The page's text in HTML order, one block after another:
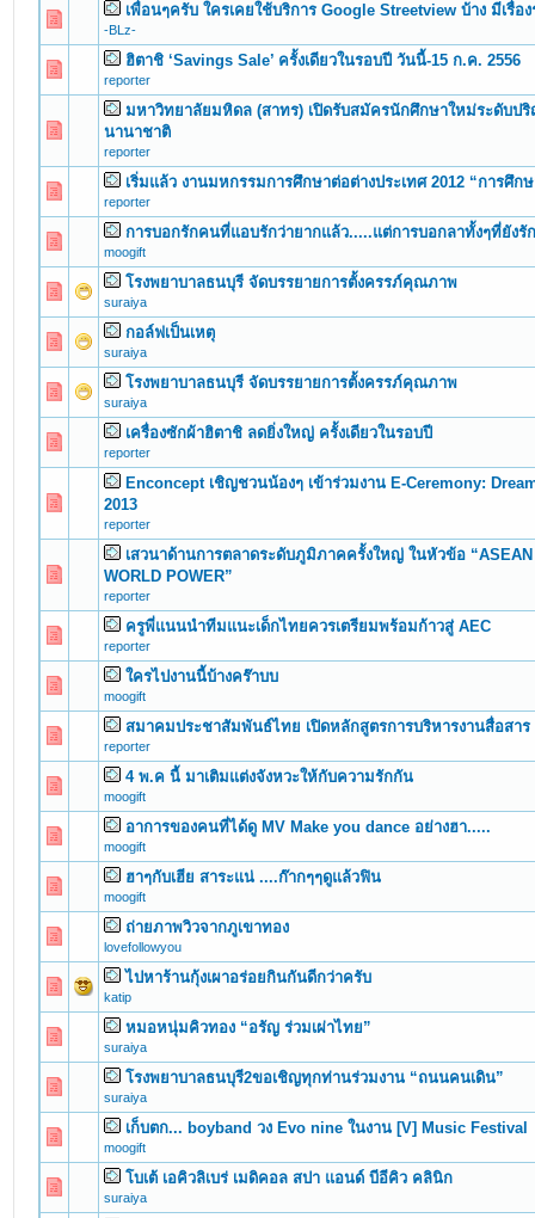
เพื่อนๆครับ ใครเคยใช้บริการ Google Streetview บ้าง มีเรื่
-BLz-
0 Vote(s) - 0 out of 5 in Average
123 45
ฮิตาชิ ‘Savings Sale’ ครั้งเดียวในรอบปี วันนี้-15 ก.ค. 2556
reporter
0 Vote(s) - 0 out of 5 in Average
1 2345
มหาวิทยาลัยมหิดล (สาทร) เปิดรับสมัครนักศึกษาใหม่ระดับป
นานาชาติ
reporter
0 Vote(s) - 0 out of 5 in Average
เริ่มแล้ว งานมหกรรมการศึกษาต่อต่างประเทศ 2012 “การศึ
reporter
0 Vote(s) - 0 out of 5 in Average
12345
การบอกรักคนที่แอบรักว่ายากแล้ว.....แต่การบอกลาทั้งๆที่ยังรั
moogift
0 Vote(s) - 0 out of 5 in Average
12345
โรงพยาบาลธนบุรี จัดบรรยายการตั้งครรภ์คุณภาพ
suraiya
0 Vote(s) - 0 out of 5 in Average
1 2 345
กอล์ฟเป็นเหตุ
suraiya
0 Vote(s) - 0 out of 5 in Average
โรงพยาบาลธนบุรี จัดบรรยายการตั้งครรภ์คุณภาพ
suraiya
0 Vote(s) - 0 out of 5 in Average
1 2 345
เครื่องซักผ้าฮิตาชิ ลดยิ่งใหญ่ ครั้งเดียวในรอบปี
reporter
0 Vote(s) - 0 out of 5 in Average
1 2 345
Enconcept เชิญชวนน้องๆ เข้าร่วมงาน E-Ceremony:
2013
reporter
0 Vote(s) - 0 out of 5 in Average
เสวนาด้านการตลาดระดับภูมิภาคครั้งใหญ่ ในหัวข้อ “ASEAN
WORLD POWER”
reporter
0 Vote(s) - 0 out of 5 in Average
1
ครูพี่แนนนำทีมแนะเด็กไทยควรเตรียมพร้อมก้าวสู่ AEC
reporter
0 Vote(s) - 0 out of 5 in Average
12345
ใครไปงานนี้บ้างคร๊าบบ
moogift
0 Vote(s) - 0 out of 5 in Average
12 3 45
สมาคมประชาสัมพันธ์ไทย เปิดหลักสูตรการบริหารงานสื่อสาร
reporter
0 Vote(s) - 0 out of 5 in Average
12345
4 พ.ค นี้ มาเติมแต่งจังหวะให้กับความรักกัน
moogift
0 Vote(s) - 0 out of 5 in Average
12345
อาการของคนที่ได้ดู MV Make you dance อย่างฮา.....
moogift
0 Vote(s) - 0 out of 5 in Average
12345
ฮาๆกับเฮีย สาระแน่ ....ก๊ากๆๆดูแล้วฟิน
moogift
0 Vote(s) - 0 out of 5 in Average
123 45
ถ่ายภาพวิวจากภูเขาทอง
lovefollowyou
0 Vote(s) - 0 out of 5 in Average
123 45
ไปหาร้านกุ้งเผาอร่อยกินกันดีกว่าครับ
katip
0 Vote(s) - 0 out of 5 in Average
12345
หมอหนุ่มคิวทอง “อรัญ ร่วมเผ่าไทย”
suraiya
0 Vote(s) - 0 out of 5 in Average
1 345
โรงพยาบาลธนบุรี2ขอเชิญทุกท่านร่วมงาน “ถนนคนเดิน”
suraiya
0 Vote(s) - 0 out of 5 in Average
1 23 45
เก็บตก... boyband วง Evo nine ในงาน [V] Music Festival
moogift
0 Vote(s) - 0 out of 5 in Average
123 45
โบเต้ เอคิวลิเบร่ เมดิคอล สปา แอนด์ บีอีคิว คลินิก
suraiya
0 Vote(s) - 0 out of 5 in Average
12345